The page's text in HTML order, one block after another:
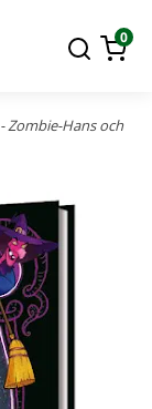
0
Zombie-Hans och